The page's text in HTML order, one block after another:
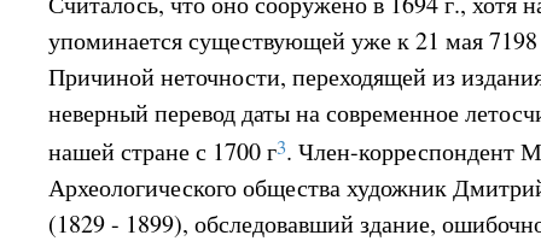
упоминается существующей уже к 21 мая 7198
Причиной неточности, переходящей из
неверный перевод даты на современное
нашей стране с 1700 г3. Член-корреспондент
Археологического общества художник
(1829 - 1899), обследовавший здание,